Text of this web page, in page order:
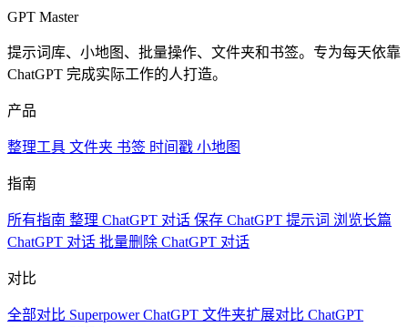
GPT Master
提示词库、小地图、批量操作、文件夹和书签。专为每天依靠
ChatGPT 完成实际工作的人打造。
产品
整理工具 文件夹 书签 时间戳 小地图
指南
所有指南 整理 ChatGPT 对话 保存 ChatGPT 提示词 浏览长篇
ChatGPT 对话 批量删除 ChatGPT 对话
对比
全部对比 Superpower ChatGPT 文件夹扩展对比 ChatGPT